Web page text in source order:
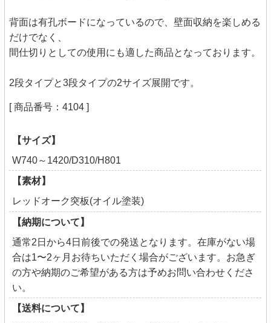
背面は有孔ボードになっているので、壁面収納を楽しめる
だけでなく、
間仕切りとしての使用にも適した商品となっております。
2段タイプと3段タイプの2サイズ展開です。
[ 商品番号：4104 ]
【サイズ】
W740～1420/D310/H801
【素材】
レッドオーク突板(オイル塗装)
【納期について】
通常2日から4日前後での発送となります。在庫がない場
合は1〜2ヶ月お待ちいただく場合がございます。お急ぎ
の方や納期のご希望がある方は予めお問い合わせくださ
い。
【送料について】